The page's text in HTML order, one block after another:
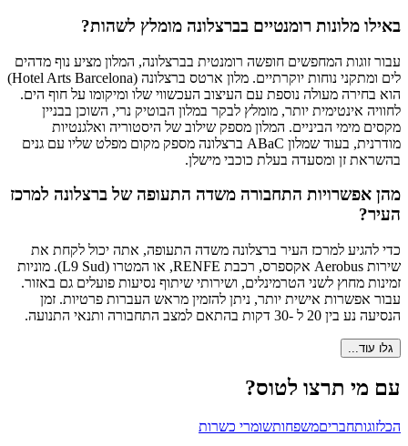
באילו מלונות רומנטיים בברצלונה מומלץ לשהות?
עבור זוגות המחפשים חופשה רומנטית בברצלונה, המלון מציע נוף מדהים
לים ומתקני נוחות יוקרתיים. מלון ארטס ברצלונה (Hotel Arts Barcelona)
הוא בחירה מעולה נוספת עם העיצוב העכשווי שלו ומיקומו על חוף הים.
לחוויה אינטימית יותר, מומלץ לבקר במלון הבוטיק נרי, השוכן בבניין
מקסים מימי הביניים. המלון מספק שילוב של היסטוריה ואלגנטיות
מודרנית, בעוד שמלון ABaC ברצלונה מספק מקום מפלט שליו עם גנים
בהשראת זן ומסעדה בעלת כוכבי מישלן.
מהן אפשרויות התחבורה משדה התעופה של ברצלונה למרכז
העיר?
כדי להגיע למרכז העיר ברצלונה משדה התעופה, אתה יכול לקחת את
שירות Aerobus אקספרס, רכבת RENFE, או המטרו (L9 Sud). מוניות
זמינות מחוץ לשני הטרמינלים, ושירותי שיתוף נסיעות פועלים גם באזור.
עבור אפשרות אישית יותר, ניתן להזמין מראש העברות פרטיות. זמן
הנסיעה נע בין 20 ל -30 דקות בהתאם למצב התחבורה ותנאי התנועה.
גלו עוד...
עם מי תרצו לטוס?
הכלזוגותחבריםמשפחותשומרי כשרות